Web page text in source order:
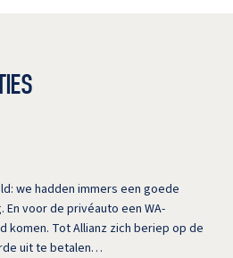
we hadden immers een goede
voor de privéauto een WA-
Tot Allianz zich beriep op de
uit te betalen…